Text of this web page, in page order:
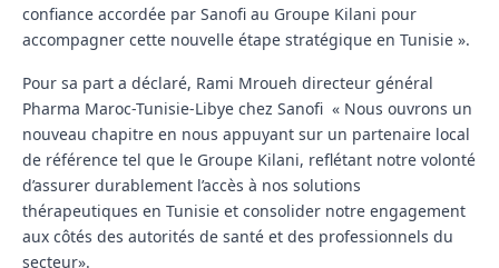
confiance accordée par Sanofi au Groupe Kilani pour
accompagner cette nouvelle étape stratégique en Tunisie ».
Pour sa part a déclaré, Rami Mroueh directeur général
Pharma Maroc-Tunisie-Libye chez Sanofi « Nous ouvrons un
nouveau chapitre en nous appuyant sur un partenaire local
de référence tel que le Groupe Kilani, reflétant notre volonté
d’assurer durablement l’accès à nos solutions
thérapeutiques en Tunisie et consolider notre engagement
aux côtés des autorités de santé et des professionnels du
secteur».